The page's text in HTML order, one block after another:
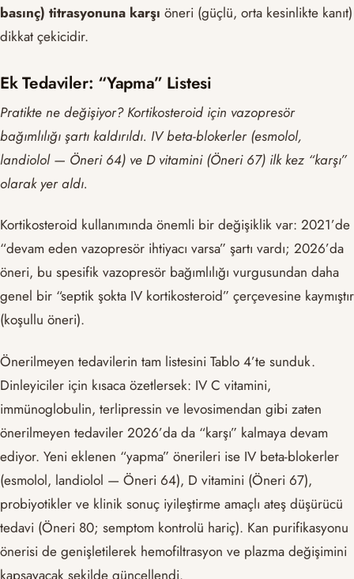
basınç) titrasyonuna karşı öneri (güçlü, orta kesinlikte kanıt)
dikkat çekicidir.
Ek Tedaviler: “Yapma” Listesi
Pratikte ne değişiyor? Kortikosteroid için vazopresör
bağımlılığı şartı kaldırıldı. IV beta-blokerler (esmolol,
landiolol — Öneri 64) ve D vitamini (Öneri 67) ilk kez “karşı”
olarak yer aldı.
Kortikosteroid kullanımında önemli bir değişiklik var: 2021’de
“devam eden vazopresör ihtiyacı varsa” şartı vardı; 2026’da
öneri, bu spesifik vazopresör bağımlılığı vurgusundan daha
genel bir “septik şokta IV kortikosteroid” çerçevesine kaymıştır
(koşullu öneri).
Önerilmeyen tedavilerin tam listesini Tablo 4’te sunduk.
Dinleyiciler için kısaca özetlersek: IV C vitamini,
immünoglobulin, terlipressin ve levosimendan gibi zaten
önerilmeyen tedaviler 2026’da da “karşı” kalmaya devam
ediyor. Yeni eklenen “yapma” önerileri ise IV beta-blokerler
(esmolol, landiolol — Öneri 64), D vitamini (Öneri 67),
probiyotikler ve klinik sonuç iyileştirme amaçlı ateş düşürücü
tedavi (Öneri 80; semptom kontrolü hariç). Kan purifikasyonu
önerisi de genişletilerek hemofiltrasyon ve plazma değişimini
kapsayacak şekilde güncellendi.